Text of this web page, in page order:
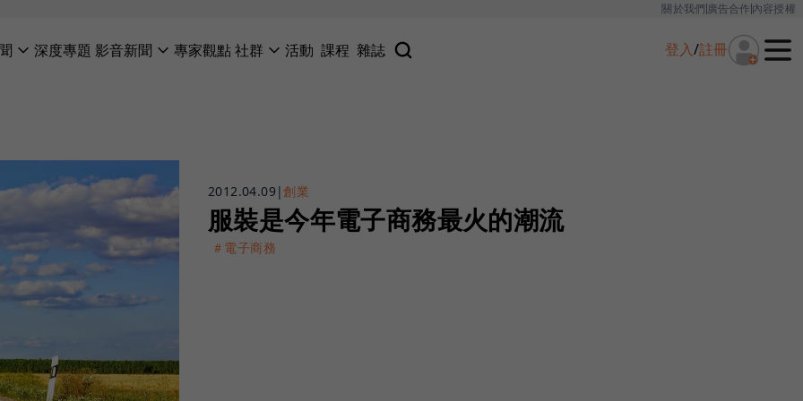
關於我們廣告合作內容授權
深度專題 影音新聞 專家觀點社群 活動 課程 雜誌 登入/註冊
2012.04.09 |創業
服裝是今年電子商務最火的潮流
＃電子商務